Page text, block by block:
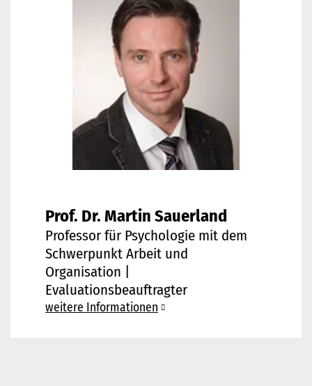
Prof. Dr. Martin Sauerland
Professor für Psychologie mit dem
Schwerpunkt Arbeit und
Organisation |
Evaluationsbeauftragter
weitere Informationen